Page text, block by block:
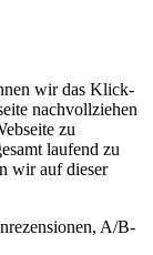
wir das Klick-
nachvollziehen
zu
laufend zu
wir auf dieser
A/B-